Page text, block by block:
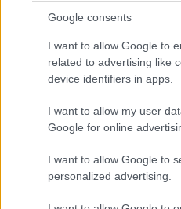
Google consents
I want to allow Google to
related to advertising like
device identifiers in apps.
I want to allow my user
Google for online
I want to allow Google to
personalized advertising.
Ψιτ 10·06·2026 16:51
Τώρα μας μπερδεύεις.
χρειάζεσαι; Ψάχτω λίγο!
TRENDING